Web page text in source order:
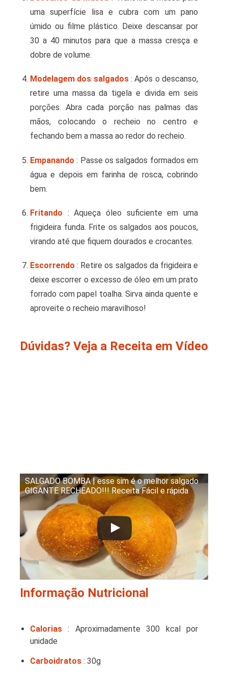
uma superfície lisa e cubra com um pano
úmido ou filme plástico. Deixe descansar por
30 a 40 minutos para que a massa cresça e
dobre de volume.
Modelagem dos salgados: Após o descanso,
retire uma massa da tigela e divida em seis
porções. Abra cada porção nas palmas das
mãos, colocando o recheio no centro e
fechando bem a massa ao redor do recheio.
Empanando : Passe os salgados formados em
água e depois em farinha de rosca, cobrindo
bem.
Fritando : Aqueça óleo suficiente em uma
frigideira funda. Frite os salgados aos poucos,
virando até que fiquem dourados e crocantes.
Escorrendo : Retire os salgados da frigideira e
deixe escorrer o excesso de óleo em um prato
forrado com papel toalha. Sirva ainda quente e
aproveite o recheio maravilhoso!
Dúvidas? Veja a Receita em Vídeo
SALGADO BOMBA | esse sim é o melhor salgado
GIGANTE RECHEADO!!! Receita Fácil e rápida
Informação Nutricional
Calorias : Aproximadamente 300 kcal por
unidade
Carboidratos : 30g